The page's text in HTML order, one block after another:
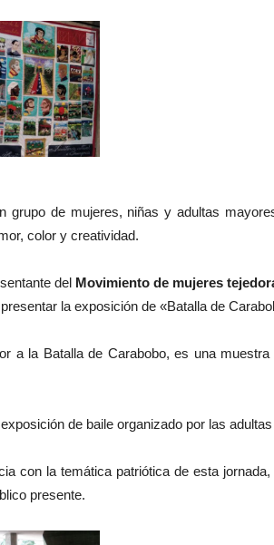
grupo de mujeres, niñas y adultas
color y creatividad.
del Movimiento de mujeres
la exposición de «Batalla de
a la Batalla de Carabobo, es una
de baile organizado por las
con la temática patriótica de esta
presente.